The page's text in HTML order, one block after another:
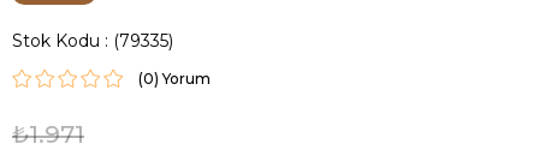
Stok Kodu (79335)
(0)
₺1.971